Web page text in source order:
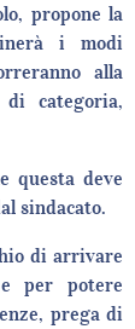
propone la
i modi
alla
categoria,
questa deve
sindacato.
di arrivare
per potere
prega di